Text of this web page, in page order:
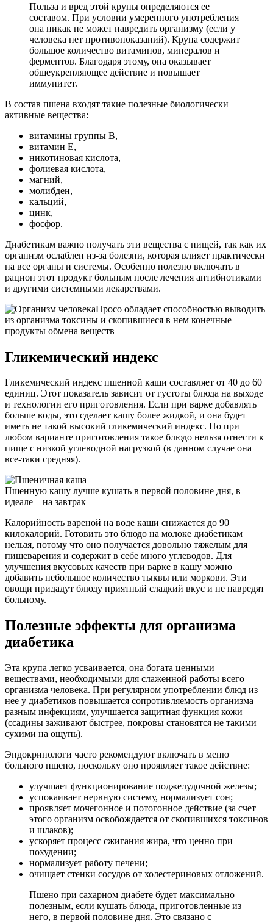
Польза и вред этой крупы определяются ее
составом. При условии умеренного употребления
она никак не может навредить организму (если у
человека нет противопоказаний). Крупа содержит
большое количество витаминов, минералов и
ферментов. Благодаря этому, она оказывает
общеукрепляющее действие и повышает
иммунитет.
В состав пшена входят такие полезные биологически
активные вещества:
витамины группы B,
витамин E,
никотиновая кислота,
фолиевая кислота,
магний,
молибден,
кальций,
цинк,
фосфор.
Диабетикам важно получать эти вещества с пищей, так как их
организм ослаблен из-за болезни, которая влияет практически
на все органы и системы. Особенно полезно включать в
рацион этот продукт больным после лечения антибиотиками
и другими системными лекарствами.
Просо обладает способностью выводить
из организма токсины и скопившиеся в нем конечные
продукты обмена веществ
Гликемический индекс
Гликемический индекс пшенной каши составляет от 40 до 60
единиц. Этот показатель зависит от густоты блюда на выходе
и технологии его приготовления. Если при варке добавлять
больше воды, это сделает кашу более жидкой, и она будет
иметь не такой высокий гликемический индекс. Но при
любом варианте приготовления такое блюдо нельзя отнести к
пище с низкой углеводной нагрузкой (в данном случае она
все-таки средняя).
Пшенную кашу лучше кушать в первой половине дня, в
идеале – на завтрак
Калорийность вареной на воде каши снижается до 90
килокалорий. Готовить это блюдо на молоке диабетикам
нельзя, потому что оно получается довольно тяжелым для
пищеварения и содержит в себе много углеводов. Для
улучшения вкусовых качеств при варке в кашу можно
добавить небольшое количество тыквы или моркови. Эти
овощи придадут блюду приятный сладкий вкус и не навредят
больному.
Полезные эффекты для организма
диабетика
Эта крупа легко усваивается, она богата ценными
веществами, необходимыми для слаженной работы всего
организма человека. При регулярном употреблении блюд из
нее у диабетиков повышается сопротивляемость организма
разным инфекциям, улучшается защитная функция кожи
(ссадины заживают быстрее, покровы становятся не такими
сухими на ощупь).
Эндокринологи часто рекомендуют включать в меню
больного пшено, поскольку оно проявляет такое действие:
улучшает функционирование поджелудочной железы;
успокаивает нервную систему, нормализует сон;
проявляет мочегонное и потогонное действие (за счет
этого организм освобождается от скопившихся токсинов
и шлаков);
ускоряет процесс сжигания жира, что ценно при
похудении;
нормализует работу печени;
очищает стенки сосудов от холестериновых отложений.
Пшено при сахарном диабете будет максимально
полезным, если кушать блюда, приготовленные из
него, в первой половине дня. Это связано с